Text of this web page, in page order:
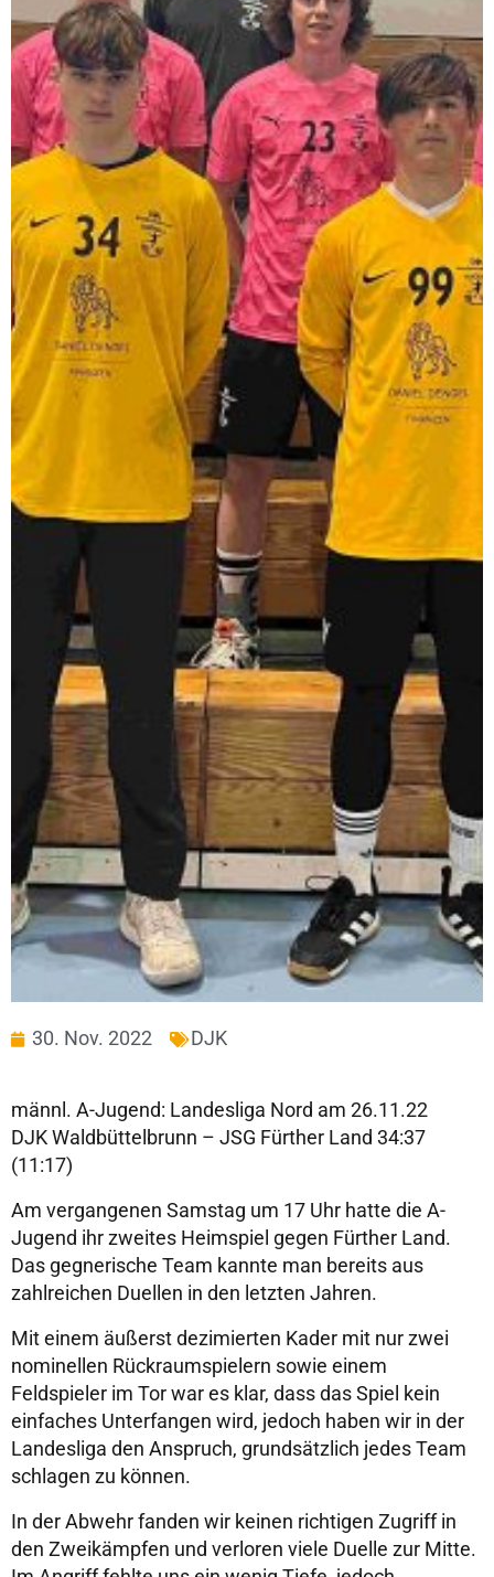
30. Nov. 2022 DJK
männl. A-Jugend: Landesliga Nord am 26.11.22
DJK Waldbüttelbrunn – JSG Fürther Land 34:37
(11:17)
Am vergangenen Samstag um 17 Uhr hatte die A-
Jugend ihr zweites Heimspiel gegen Fürther Land.
Das gegnerische Team kannte man bereits aus
zahlreichen Duellen in den letzten Jahren.
Mit einem äußerst dezimierten Kader mit nur zwei
nominellen Rückraumspielern sowie einem
Feldspieler im Tor war es klar, dass das Spiel kein
einfaches Unterfangen wird, jedoch haben wir in der
Landesliga den Anspruch, grundsätzlich jedes Team
schlagen zu können.
In der Abwehr fanden wir keinen richtigen Zugriff in
den Zweikämpfen und verloren viele Duelle zur Mitte.